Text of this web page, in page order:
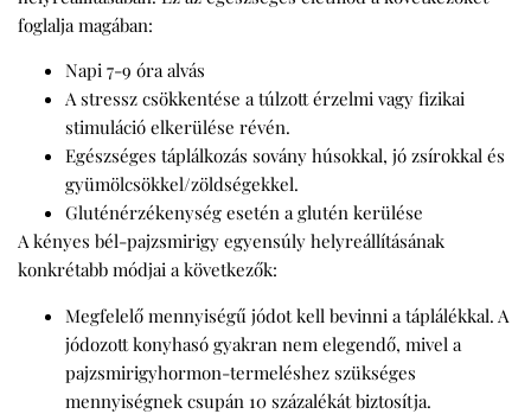
foglalja magában:
Napi 7-9 óra alvás
A stressz csökkentése a túlzott érzelmi vagy fizikai
stimuláció elkerülése révén.
Egészséges táplálkozás sovány húsokkal, jó zsírokkal és
gyümölcsökkel/zöldségekkel.
Gluténérzékenység esetén a glutén kerülése
A kényes bél-pajzsmirigy egyensúly helyreállításának
konkrétabb módjai a következők:
Megfelelő mennyiségű jódot kell bevinni a táplálékkal. A
jódozott konyhasó gyakran nem elegendő, mivel a
pajzsmirigyhormon-termeléshez szükséges
mennyiségnek csupán 10 százalékát biztosítja.